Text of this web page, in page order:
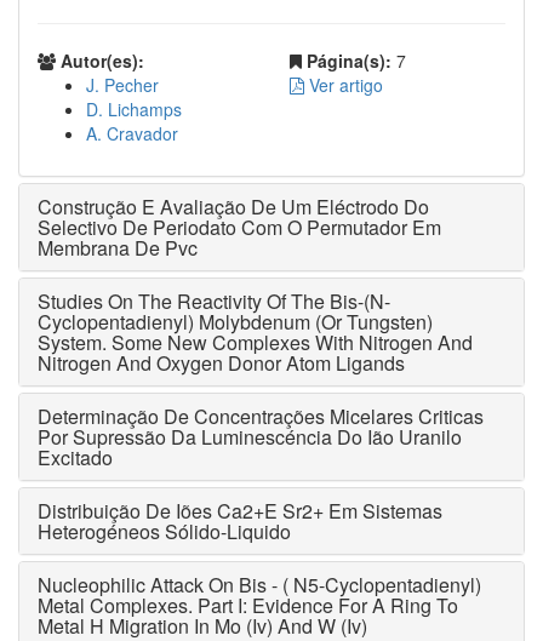
Autor(es):
J. Pecher
D. Lichamps
A. Cravador
Página(s): 7
Ver artigo
Construção E Avaliação De Um Eléctrodo Do
Selectivo De Periodato Com O Permutador Em
Membrana De Pvc
Studies On The Reactivity Of The Bis-(N-
Cyclopentadienyl) Molybdenum (Or Tungsten)
System. Some New Complexes With Nitrogen And
Nitrogen And Oxygen Donor Atom Ligands
Determinação De Concentrações Micelares Criticas
Por Supressão Da Luminescéncia Do Ião Uranilo
Excitado
Distribuição De Iões Ca2+E Sr2+ Em Sistemas
Heterogéneos Sólido-Liquido
Nucleophilic Attack On Bis - ( N5-Cyclopentadienyl)
Metal Complexes. Part I: Evidence For A Ring To
Metal H Migration In Mo (Iv) And W (Iv)